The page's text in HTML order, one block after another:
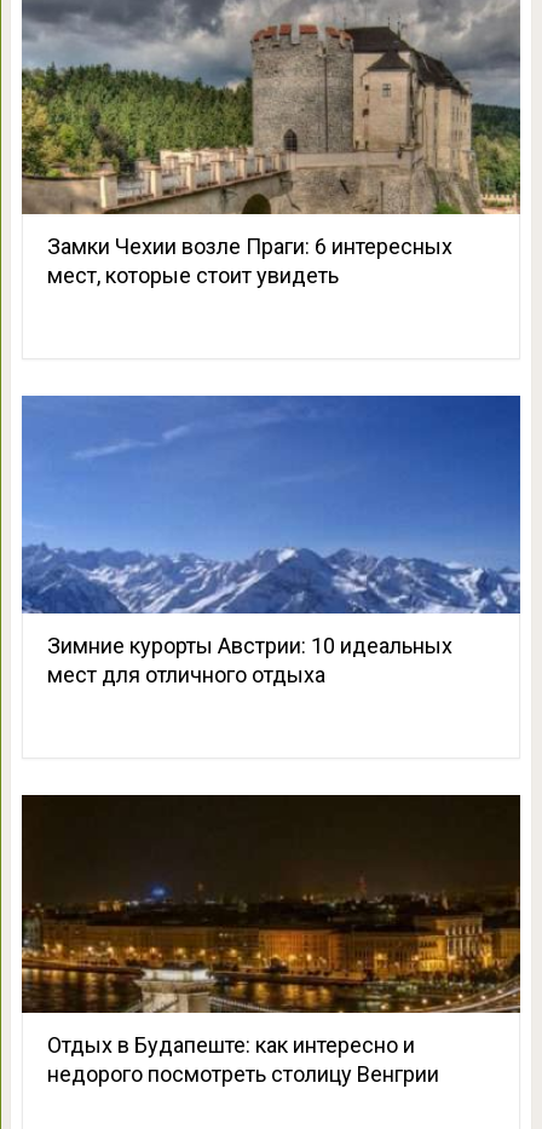
Замки Чехии возле Праги: 6 интересных
мест, которые стоит увидеть
Зимние курорты Австрии: 10 идеальных
мест для отличного отдыха
Отдых в Будапеште: как интересно и
недорого посмотреть столицу Венгрии